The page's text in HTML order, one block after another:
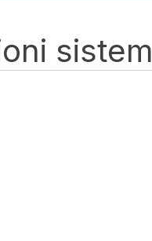
sistem